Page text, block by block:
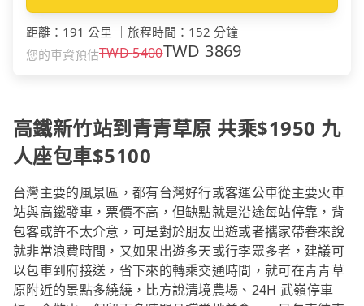
距離 ： 191 公里 旅程時間 ： 152 分鐘
您的車資預估TWD5400TWD 3869
高鐵新竹站到青青草原 共乘$1950 九
人座包車$5100
台灣主要的風景區，都有台灣好行或客運公車從主要火車
站與高鐵發車，票價不高，但缺點就是沿途每站停靠，背
包客或許不太介意，可是對於朋友出遊或者攜家帶眷來說
就非常浪費時間，又如果出遊多天或行李眾多者，建議可
以包車到府接送，省下來的轉乘交通時間，就可在青青草
原附近的景點多繞繞，比方說清境農場、24H 武嶺停車